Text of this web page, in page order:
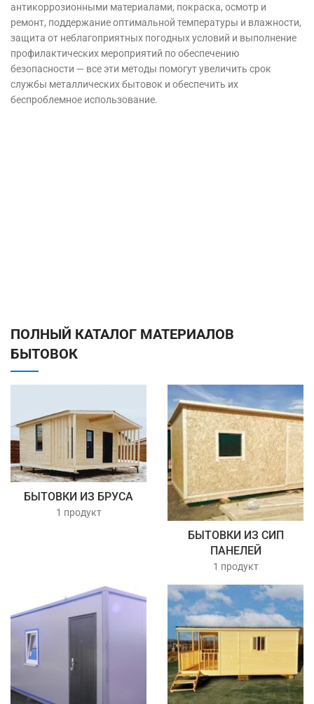
антикоррозионными материалами, покраска, осмотр и
ремонт, поддержание оптимальной температуры и влажности,
защита от неблагоприятных погодных условий и выполнение
профилактических мероприятий по обеспечению
безопасности — все эти методы помогут увеличить срок
службы металлических бытовок и обеспечить их
беспроблемное использование.
ПОЛНЫЙ КАТАЛОГ МАТЕРИАЛОВ
БЫТОВОК
БЫТОВКИ ИЗ БРУСА
1 продукт
БЫТОВКИ ИЗ СИП
ПАНЕЛЕЙ
1 продукт